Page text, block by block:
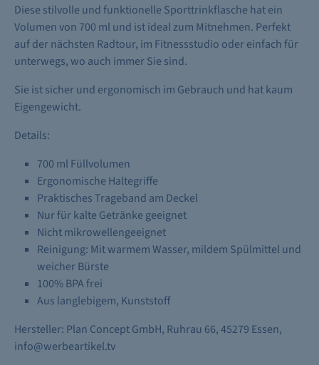
Diese stilvolle und funktionelle Sporttrinkflasche hat ein
Volumen von 700 ml und ist ideal zum Mitnehmen. Perfekt
auf der nächsten Radtour, im Fitnessstudio oder einfach für
unterwegs, wo auch immer Sie sind.
Sie ist sicher und ergonomisch im Gebrauch und hat kaum
Eigengewicht.
Details:
700 ml Füllvolumen
Ergonomische Haltegriffe
Praktisches Trageband am Deckel
Nur für kalte Getränke geeignet
Nicht mikrowellengeeignet
Reinigung: Mit warmem Wasser, mildem Spülmittel und
weicher Bürste
100% BPA frei
Aus langlebigem, Kunststoff
Hersteller: Plan Concept GmbH, Ruhrau 66, 45279 Essen,
info@werbeartikel.tv